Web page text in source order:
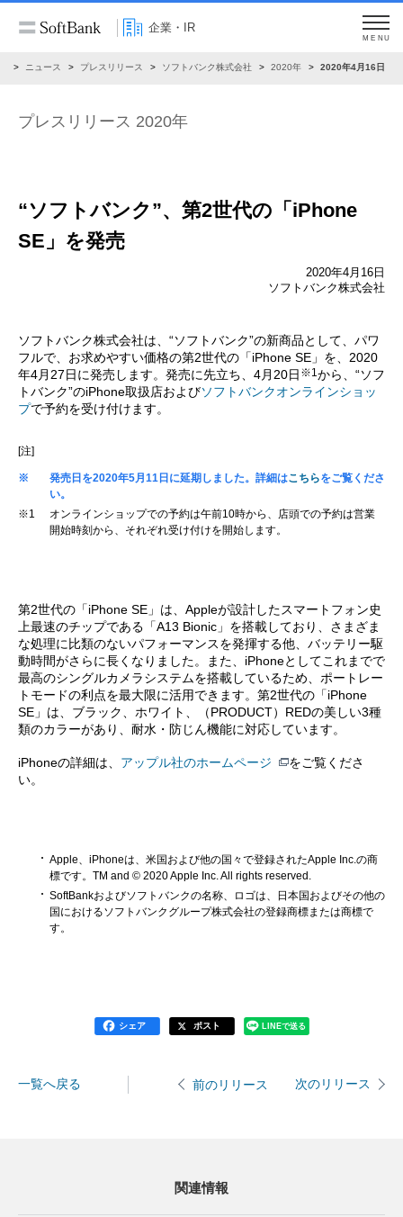
企業・IR
MENU
ニュース プレスリリース ソフトバンク株式会社 2020年 2020年4月16日
プレスリリース 2020年
“ソフトバンク”、第2世代の「iPhone
SE」を発売
2020年4月16日
ソフトバンク株式会社
ソフトバンク株式会社は、“ソフトバンク”の新商品として、パワ
フルで、お求めやすい価格の第2世代の「iPhone SE」を、2020
年4月27日に発売します。発売に先立ち、4月20日 ※1から、“ソフ
トバンク”のiPhone取扱店およびソフトバンクオンラインショッ
プで予約を受け付けます。
[注]
※ 発売日を2020年5月11日に延期しました。詳細はこちらをご覧くださ
い。
※1
オンラインショップでの予約は午前10時から、店頭での予約は営業
開始時刻から、それぞれ受け付けを開始します。
第2世代の「iPhone SE」は、Appleが設計したスマートフォン史
上最速のチップである「A13 Bionic」を搭載しており、さまざま
な処理に比類のないパフォーマンスを発揮する他、バッテリー駆
動時間がさらに長くなりました。また、iPhoneとしてこれまでで
最高のシングルカメラシステムを搭載しているため、ポートレー
トモードの利点を最大限に活用できます。第2世代の「iPhone
SE」は、ブラック、ホワイト、（PRODUCT）REDの美しい3種
類のカラーがあり、耐水・防じん機能に対応しています。
iPhoneの詳細は、 アップル社のホームページ
をご覧くださ
い。
Apple、iPhoneは、米国および他の国々で登録されたApple Inc.の商
標です。TM and © 2020 Apple Inc. All rights reserved.
SoftBankおよびソフトバンクの名称、ロゴは、日本国およびその他の
国におけるソフトバンクグループ株式会社の登録商標または商標で
す。
シェア ポスト LINEで送る
一覧へ戻る 前のリリース 次のリリース
関連情報